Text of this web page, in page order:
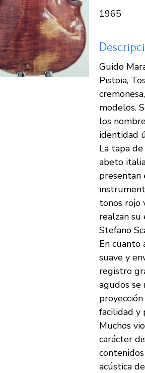
1965
Guido
Pistoia,
modelos.
los
identidad
La tapa
abeto
presentan
tonos rojo
realzan su
Stefano
En cuanto
suave y
registro
agudos se
facilidad y
Muchos
carácter
acústica